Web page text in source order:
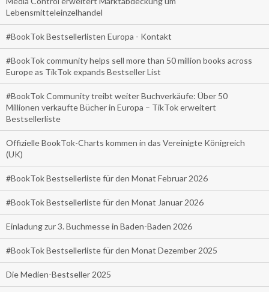
Lebensmitteleinzelhandel
#BookTok Bestsellerlisten Europa - Kontakt
#BookTok community helps sell more than 50 million books across
Europe as TikTok expands Bestseller List
#BookTok Community treibt weiter Buchverkäufe: Über 50
Millionen verkaufte Bücher in Europa – TikTok erweitert
Bestsellerliste
Offizielle BookTok-Charts kommen in das Vereinigte Königreich
(UK)
#BookTok Bestsellerliste für den Monat Februar 2026
#BookTok Bestsellerliste für den Monat Januar 2026
Einladung zur 3. Buchmesse in Baden-Baden 2026
#BookTok Bestsellerliste für den Monat Dezember 2025
Die Medien-Bestseller 2025